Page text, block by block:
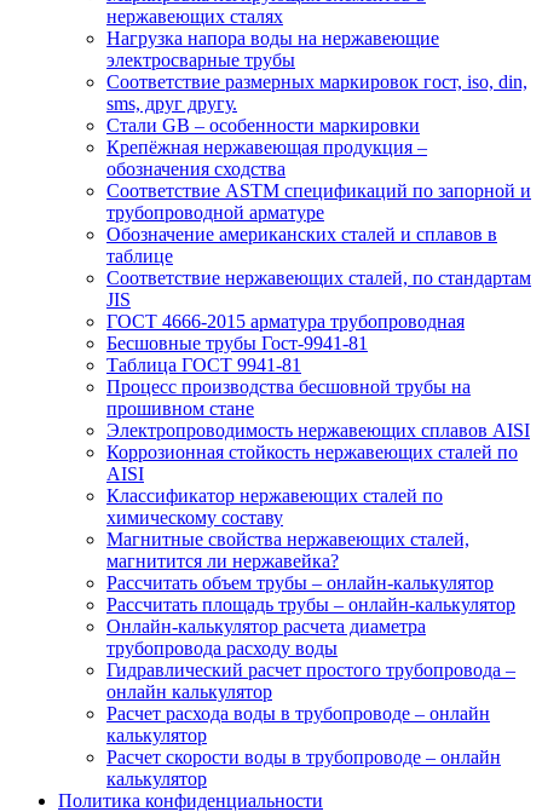
нержавеющих сталях
Нагрузка напора воды на нержавеющие
электросварные трубы
Соответствие размерных маркировок гост, iso, din,
sms, друг другу.
Стали GB – особенности маркировки
Крепёжная нержавеющая продукция –
обозначения сходства
Соответствие ASTM спецификаций по запорной и
трубопроводной арматуре
Обозначение американских сталей и сплавов в
таблице
Соответствие нержавеющих сталей, по стандартам
JIS
ГОСТ 4666-2015 арматура трубопроводная
Бесшовные трубы Гост-9941-81
Таблица ГОСТ 9941-81
Процесс производства бесшовной трубы на
прошивном стане
Электропроводимость нержавеющих сплавов AISI
Коррозионная стойкость нержавеющих сталей по
AISI
Классификатор нержавеющих сталей по
химическому составу
Магнитные свойства нержавеющих сталей,
магнитится ли нержавейка?
Рассчитать объем трубы – онлайн-калькулятор
Рассчитать площадь трубы – онлайн-калькулятор
Онлайн-калькулятор расчета диаметра
трубопровода расходу воды
Гидравлический расчет простого трубопровода –
онлайн калькулятор
Расчет расхода воды в трубопроводе – онлайн
калькулятор
Расчет скорости воды в трубопроводе – онлайн
калькулятор
Политика конфиденциальности